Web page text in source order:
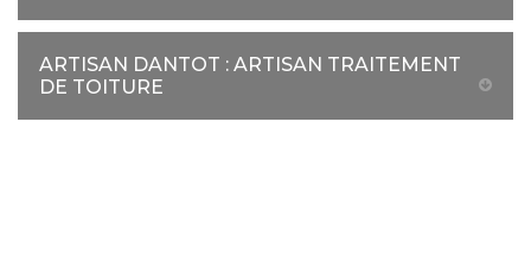
ARTISAN DANTOT : ARTISAN TRAITEMENT
DE TOITURE